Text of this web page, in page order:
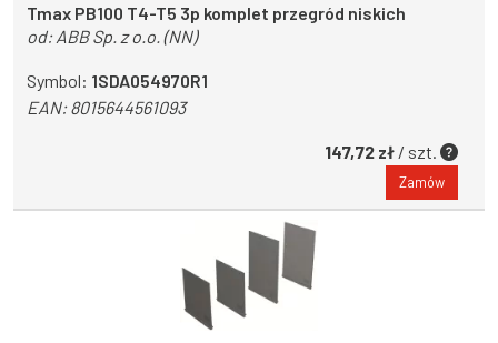
Tmax PB100 T4-T5 3p komplet przegród niskich
od: ABB Sp. z o.o. (NN)
Symbol: 1SDA054970R1
EAN:8015644561093
147,72 zł / szt.
Zamów